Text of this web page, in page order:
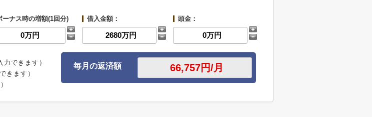
ーナス時の増額(1回分) 借入金額： 頭金：
力できます）
きます）
毎月の返済額